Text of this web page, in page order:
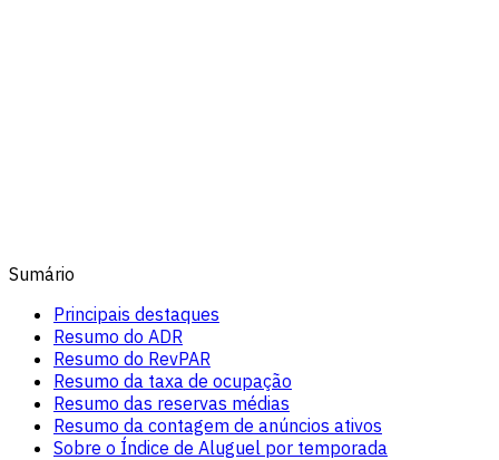
Sumário
Principais destaques
Resumo do ADR
Resumo do RevPAR
Resumo da taxa de ocupação
Resumo das reservas médias
Resumo da contagem de anúncios ativos
Sobre o Índice de Aluguel por temporada